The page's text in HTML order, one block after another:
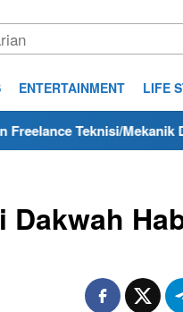
ENTERTAINMENT LIFE
Mekanik DAMRI Lulusan